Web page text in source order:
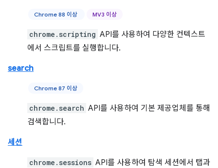
Chrome 88 이상 MV3 이상
chrome.scripting API를 사용하여 다양한 컨텍스트
에서 스크립트를 실행합니다.
search
Chrome 87 이상
chrome.search API를 사용하여 기본 제공업체를 통해
검색합니다.
세션
chrome.sessions API를 사용하여 탐색 세션에서 탭과